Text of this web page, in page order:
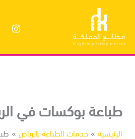
بوكسات في
خدمات الطباعة بالرياض طباعة